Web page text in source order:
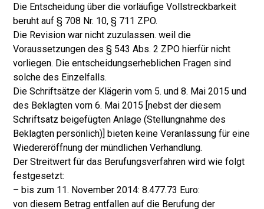
Die Entscheidung über die vorläufige Vollstreckbarkeit
beruht auf § 708 Nr. 10, § 711 ZPO.
Die Revision war nicht zuzulassen. weil die
Voraussetzungen des § 543 Abs. 2 ZPO hierfür nicht
vorliegen. Die entscheidungserheblichen Fragen sind
solche des Einzelfalls.
Die Schriftsätze der Klägerin vom 5. und 8. Mai 2015 und
des Beklagten vorn 6. Mai 2015 [nebst der diesem
Schriftsatz beigefügten Anlage (Stellungnahme des
Beklagten persönlich)] bieten keine Veranlassung für eine
Wiedereröffnung der mündlichen Verhandlung.
Der Streitwert für das Berufungsverfahren wird wie folgt
festgesetzt:
– bis zum 11. November 2014: 8.477.73 Euro:
von diesem Betrag entfallen auf die Berufung der